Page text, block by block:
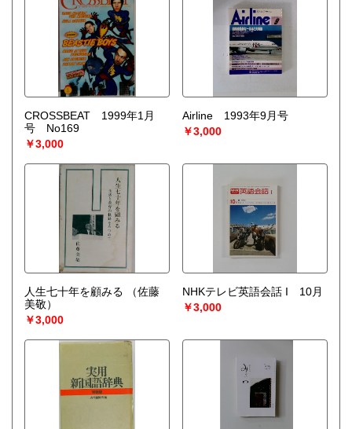
CROSSBEAT 1999年1月
号 No169
￥3,000
Airline 1993年9月号
￥3,000
人生七十年を顧みる
（佐藤
美敬）
￥3,000
NHKテレビ英語会話 I 10月
￥3,000